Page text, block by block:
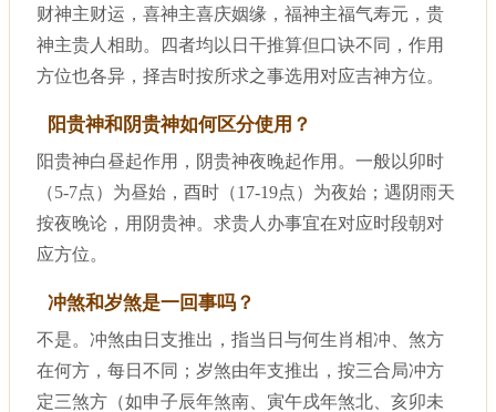
财神主财运，喜神主喜庆姻缘，福神主福气寿元，贵
神主贵人相助。四者均以日干推算但口诀不同，作用
方位也各异，择吉时按所求之事选用对应吉神方位。
阳贵神和阴贵神如何区分使用？
阳贵神白昼起作用，阴贵神夜晚起作用。一般以卯时
（5-7点）为昼始，酉时（17-19点）为夜始；遇阴雨天
按夜晚论，用阴贵神。求贵人办事宜在对应时段朝对
应方位。
冲煞和岁煞是一回事吗？
不是。冲煞由日支推出，指当日与何生肖相冲、煞方
在何方，每日不同；岁煞由年支推出，按三合局冲方
定三煞方（如申子辰年煞南、寅午戌年煞北、亥卯未